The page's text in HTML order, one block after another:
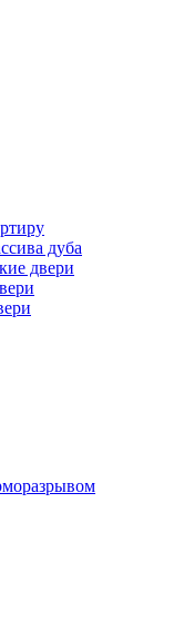
дуба
двери